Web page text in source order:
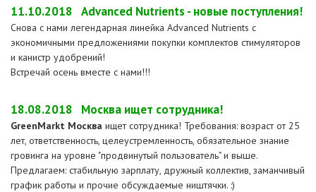
11.10.2018 Advanced Nutrients - новые поступления!
Снова с нами легендарная линейка Advanced Nutrients с
экономичными предложениями покупки комплектов стимуляторов
и канистр удобрений!
Встречай осень вместе с нами!!!
18.08.2018 Москва ищет сотрудника!
GreenMarkt Москва ищет сотрудника! Требования: возраст от 25
лет, ответственность, целеустремленность, обязательное знание
гровинга на уровне "продвинутый пользователь" и выше.
Предлагаем: стабильную зарплату, дружный коллектив, заманчивый
график работы и прочие обсуждаемые ништячки. :)